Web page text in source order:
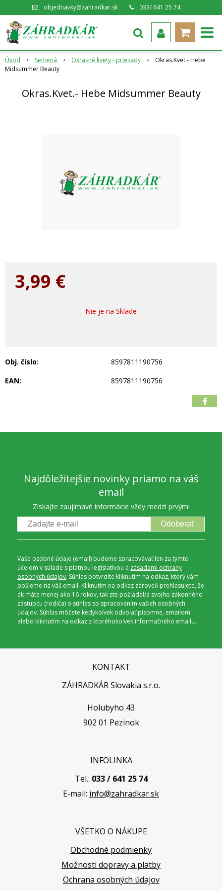
objednavky@zahradkar.sk 033/ 641 25 74
Úvod Semená Okrasné kvety - priesady
Okras.Kvet.- Hebe
Midsummer Beauty
Okras.Kvet.- Hebe Midsummer Beauty
3,99 €
Nie je na Sklade
Obj. čislo:
8597811190756
EAN:
8597811190756
Najdôležitejšie novinky priamo na váš
email
Získajte zaujímavé informácie vždy medzi prvými
Odoberať
Vaše osobné údaje (email) budeme spracovávať len za týmto
účelom v súlade s platnou legislatívou a zásadami ochrany
osobných údajov. Súhlas potvrdíte kliknutím na odkaz, ktorý vám
pošleme na váš email. Kliknutím na odkaz zároveň prehlasujete, že
ak máte menej ako 16 rokov, tak ste požiadal/a svojho zákonného
zástupcu (rodiča) o súhlas so spracovaním vašich osobných
údajov. Súhlas môžete kedykoľvek odvolať písomne, emailom
alebo kliknutím na odkaz z ktoréhokoľvek informačného emailu.
KONTAKT
ZÁHRADKÁR Slovakia s.r.o.
Holubyho 43
902 01 Pezinok
INFOLINKA
Tel.: 033 / 641 25 74
E-mail: info@zahradkar.sk
VŠETKO O NÁKUPE
Obchodné podmienky
Možnosti dopravy a platby
Ochrana osobných údajov